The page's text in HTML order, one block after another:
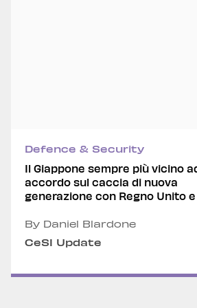
Defence & Security
Il Giappone sempre più vicino
accordo sul caccia di nuova
generazione con Regno Unito
By Daniel Blardone
CeSI Update